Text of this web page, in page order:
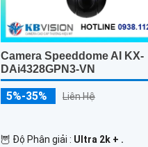
Camera Speeddome AI KX-
DAi4328GPN3-VN
5%-35% Liên Hệ
🦉 Độ Phân giải : Ultra 2k + .